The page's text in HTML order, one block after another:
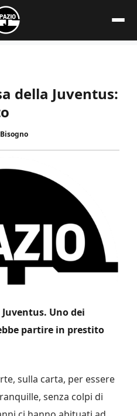
della Juventus:
Uno dei
partire in prestito
sulla carta, per essere
senza colpi di